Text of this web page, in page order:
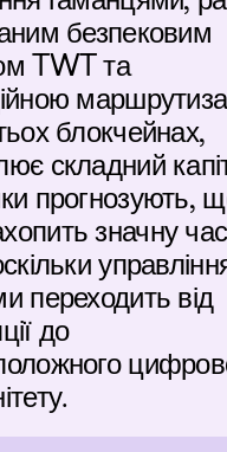
безпековим
TWT та
блокчейнах,
складний
прогнозують,
значну
переходить від
до